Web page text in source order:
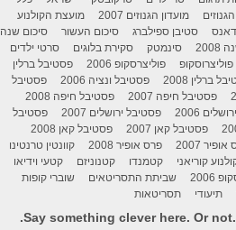
מועדון הגנוזים 2007
מועצת הקולנוע
סטיבן ספילברג סיכום העשור
סיכום שנה
סינמטק סקירת בלוגים
סרטי ילדים
פוליצרוסקופ פוליצרסקופ 2006
פסטיבל ברלין
ברלין 2008 פסטיבל ונציה 2006
פסטיבל
פסטיבל חיפה 2007
פסטיבל חיפה 2008
2006 פסטיבל ירושלים 2007
פסטיבל
פסטיבל קאן 2007
פסטיבל קאן 2008
2007 פרס אופיר 2008
קוונטין טרנטינו
קוריאני קטמנדו קטנוניזם
קטעי וידיאו
2006 שביתת התסריטאים
שוברי קופות
תיעודי תסריטאות